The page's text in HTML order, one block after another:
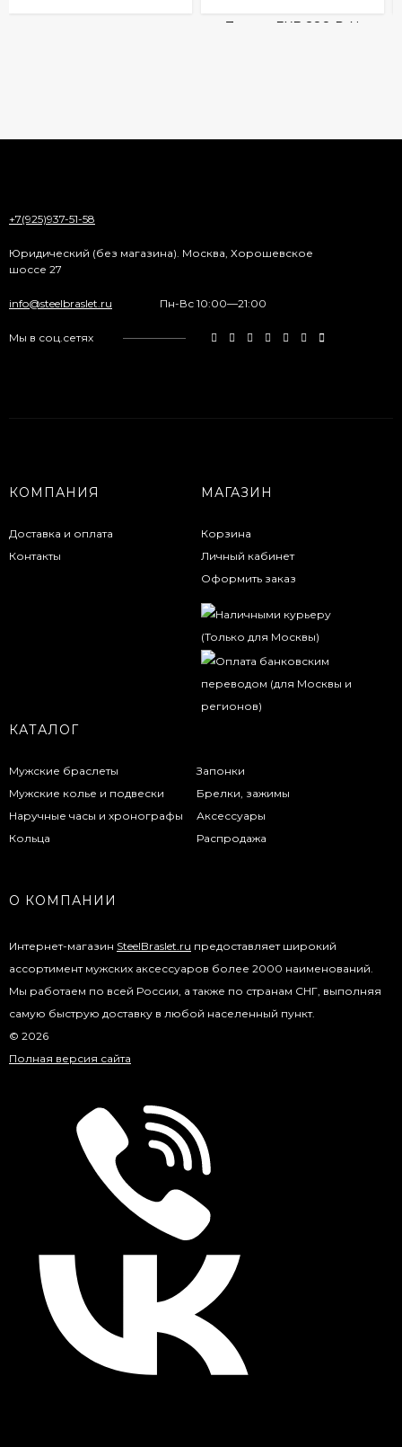
+7(925)937-51-58
Юридический (без магазина). Москва, Хорошевское
шоссе 27
info@steelbraslet.ru Пн-Вс 10:00—21:00
Мы в соц.сетях
КОМПАНИЯ
Доставка и оплата
Контакты
МАГАЗИН
Корзина
Личный кабинет
Оформить заказ
КАТАЛОГ
Мужские браслеты
Мужские колье и подвески
Наручные часы и хронографы
Кольца
Запонки
Брелки, зажимы
Аксессуары
Распродажа
О КОМПАНИИ
Интернет-магазин SteelBraslet.ru предоставляет широкий
ассортимент мужских аксессуаров более 2000 наименований.
Мы работаем по всей России, а также по странам СНГ, выполняя
самую быструю доставку в любой населенный пункт.
© 2026
Полная версия сайта